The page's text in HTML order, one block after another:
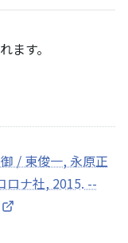
ます。
/ 東俊一, 永原正
ロナ社, 2015. --